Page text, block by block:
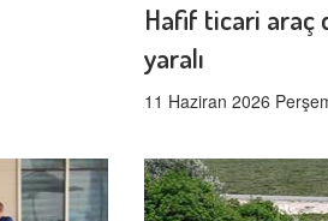
Hafif ticari araç
yaralı
11 Haziran 2026